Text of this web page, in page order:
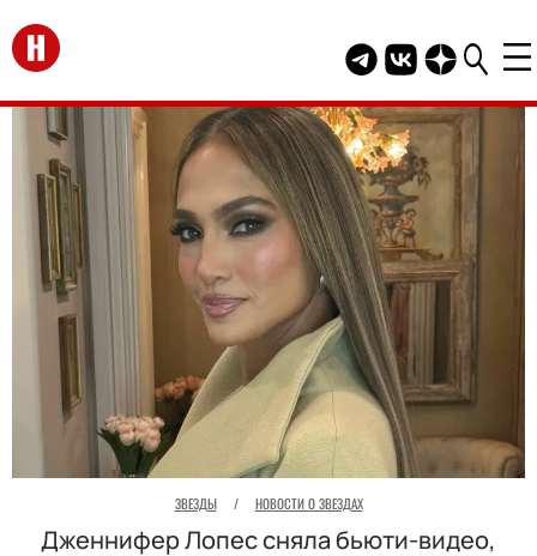
Перейти на главную
Telegram канал
Группа HELLO
Канал
ЗВЕЗДЫ / НОВОСТИ О ЗВЕЗДАХ
Дженнифер Лопес сняла бьюти-видео,